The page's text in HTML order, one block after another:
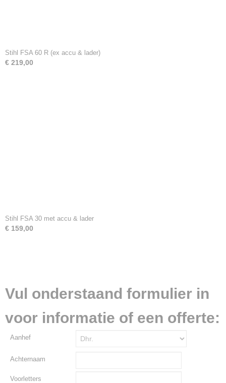
Stihl FSA 60 R (ex accu & lader)
€ 219,00
Stihl FSA 30 met accu & lader
€ 159,00
Vul onderstaand formulier in
voor informatie of een offerte:
Aanhef
Achternaam
Voorletters